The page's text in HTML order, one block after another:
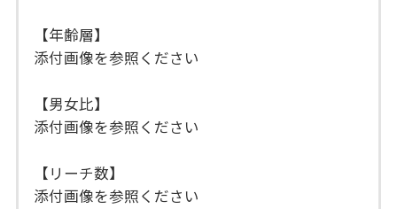
【年齢層】
添付画像を参照ください
【男女比】
添付画像を参照ください
【リーチ数】
添付画像を参照ください